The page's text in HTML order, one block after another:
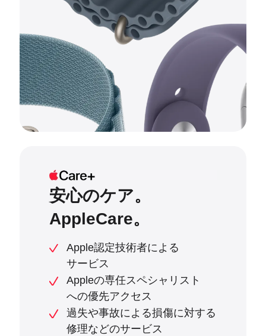
安心のケア。
AppleCare。
Apple認定技術者による
サービス
Appleの専任スペシャリスト
への優先アクセス
過失や事故による損傷に対する
修理などのサービス